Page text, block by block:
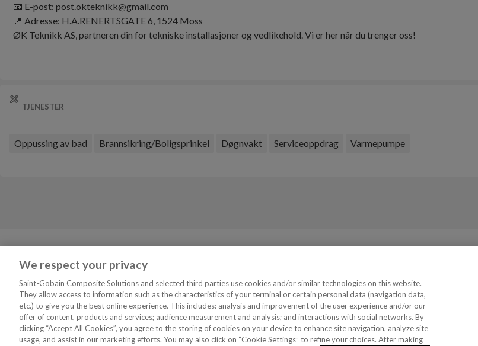
📧 E-post: post.okteknikk@gmail.com
📍 Adresse: H.A.RENERTSGATE 6, 1524 Moss
ØK Teknikk AS, partneren din for tekniske installasjoner og vedlikehold. Vi er her når du trenger oss!
TJENESTER
Oppussing av bad Brannsikring/Boligsprinkel Døgnvakt Serviceoppdrag Varmepumpe
Tjenester
Finn Rørleggeren Din
Tegn ditt eget bad
Kataloger
VVS Fagmann
Om oss
Bli medlem
Logg inn medlem
We respect your privacy
Saint-Gobain Composite Solutions and selected third parties use cookies and/or similar technologies on this website.
They allow access to information such as the characteristics of your terminal or certain personal data (navigation data,
etc.) to give you the best online experience. This includes: analysis and improvement of the user experience and/or our
offer of content, products and services; audience measurement and analysis; and interactions with social networks. By
clicking “Accept All Cookies”, you agree to the storing of cookies on your device to enhance site navigation, analyze site
usage, and assist in our marketing efforts. You may also click on “Cookie Settings” to refine your choices. After making